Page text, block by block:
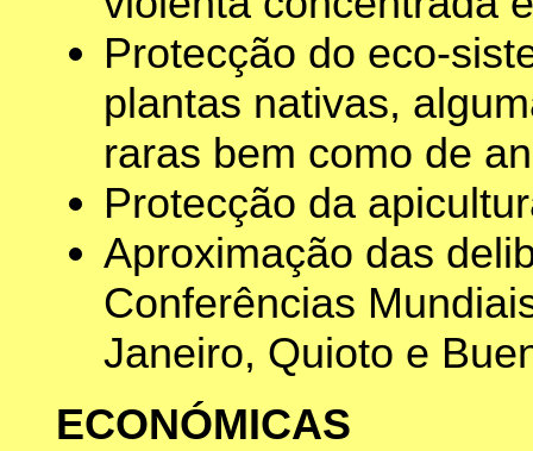
Protecção do eco-
plantas nativas,
raras bem como de
Protecção da
Aproximação das
Conferências
Janeiro, Quioto e
ECONÓMICAS